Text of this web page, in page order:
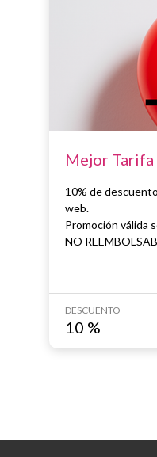
Mejor
10% de
web.
Promoción válida
NO
DESCUENTO
10 %